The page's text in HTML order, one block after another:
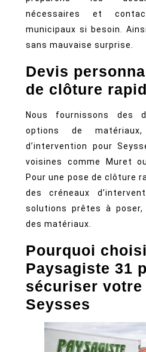
nécessaires et
municipaux si besoin.
sans mauvaise surprise.
Devis
de clôture
Nous fournissons des
options de
d’intervention pour
voisines comme Muret
Pour une pose de clôture
des créneaux
solutions prêtes à
des matériaux.
Pourquoi
Paysagiste 31
sécuriser
Seysses